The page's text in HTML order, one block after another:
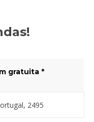
gratuita *
2495